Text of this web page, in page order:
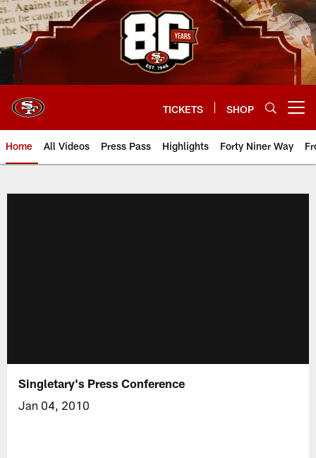
Skip
to
main
content
TICKETS SHOP
Home All Videos Press Pass Highlights Forty Niner Way
Singletary's Press Conference
Jan 04, 2010